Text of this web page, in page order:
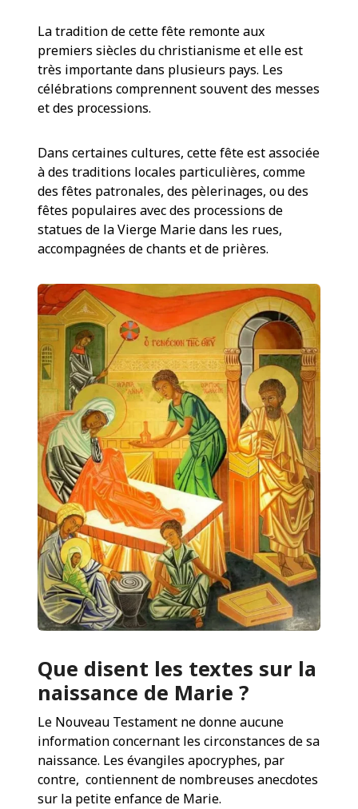
La tradition de cette fête remonte aux
premiers siècles du christianisme et elle est
très importante dans plusieurs pays. Les
célébrations comprennent souvent des messes
et des processions.
Dans certaines cultures, cette fête est associée
à des traditions locales particulières, comme
des fêtes patronales, des pèlerinages, ou des
fêtes populaires avec des processions de
statues de la Vierge Marie dans les rues,
accompagnées de chants et de prières.
Que disent les textes sur la
naissance de Marie ?
Le Nouveau Testament ne donne aucune
information concernant les circonstances de sa
naissance. Les évangiles apocryphes, par
contre, contiennent de nombreuses anecdotes
sur la petite enfance de Marie.